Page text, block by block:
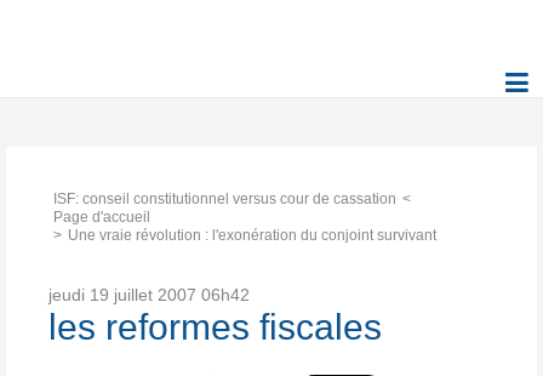
ISF: conseil constitutionnel versus cour de cassation
Page d'accueil
Une vraie révolution : l'exonération du conjoint survivant
jeudi 19 juillet 2007 06h42
les reformes fiscales